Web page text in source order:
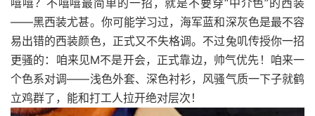
——黑西装尤甚。你可能学习过，海军蓝和深灰色是最不容
易出错的西装颜色，正式又不失格调。不过兔叽传授你一招
更骚的：咱来见M不是开会，正式靠边，帅气优先！咱来一
个色系对调——浅色外套、深色衬衫，风骚气质一下子就鹤
立鸡群了，能和打工人拉开绝对层次！